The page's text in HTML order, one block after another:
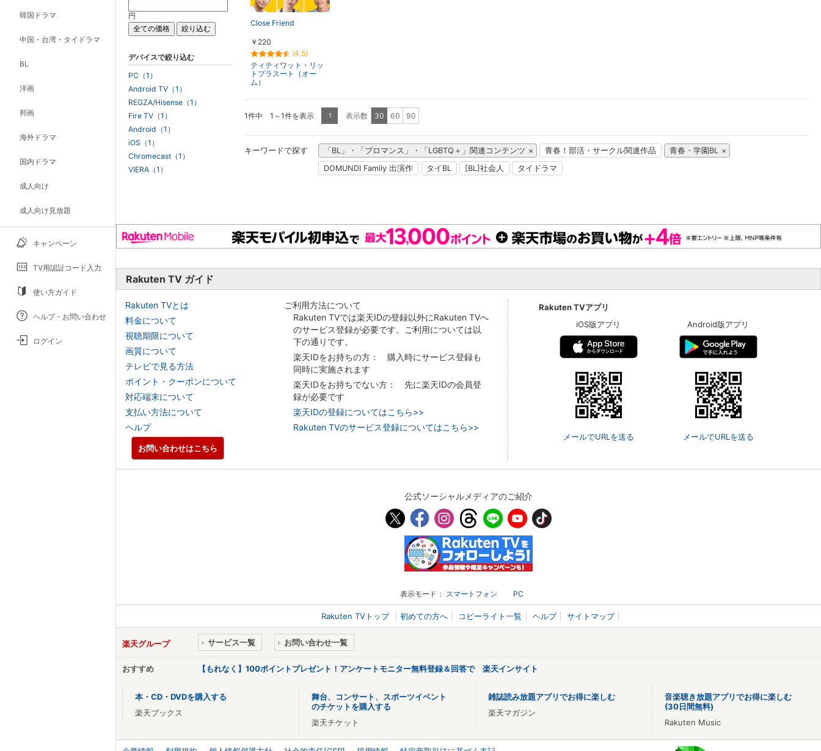
韓国ドラマ
中国・台湾・タイドラマ
BL
洋画
邦画
海外ドラマ
国内ドラマ
成人向け
成人向け見放題
キャンペーン
TV用認証コード入力
使い方ガイド
ヘルプ・お問い合わせ
ログイン
Close Friend
￥220
(4.5)
ティティワット・リッ
トプラスート（オー
ム）
1件中 1～1件を表示 1 表示数 30 60 90
キーワードで探す 「BL」・「ブロマンス」・「LGBTQ＋」関連コンテンツ 青春！部活・サークル関連作品
青春・学園BL
DOMUNDI Family 出演作
タイBL [BL]社会人 タイドラマ
円
デバイスで絞り込む
PC（1）
Android TV（1）
REGZA/Hisense（1）
Fire TV（1）
Android（1）
iOS（1）
Chromecast（1）
VIERA（1）
Rakuten TV ガイド
Rakuten TVとは
料金について
視聴期限について
画質について
テレビで見る方法
ポイント・クーポンについて
対応端末について
支払い方法について
ヘルプ
ご利用方法について
Rakuten TVでは楽天IDの登録以外にRakuten TVへ
のサービス登録が必要です。ご利用については以
下の通りです。
楽天IDをお持ちの方： 購入時にサービス登録も
同時に実施されます
楽天IDをお持ちでない方： 先に楽天IDの会員登
録が必要です
楽天IDの登録についてはこちら>>
Rakuten TVのサービス登録についてはこちら>>
Rakuten TVアプリ
iOS版アプリ
メールでURLを送る
Android版アプリ
メールでURLを送る
お問い合わせはこちら
公式ソーシャルメディアのご紹介
表示モード： スマートフォン PC
Rakuten TVトップ 初めての方へ コピーライト一覧 ヘルプ サイトマップ
楽天グループ サービス一覧 お問い合わせ一覧
おすすめ 【もれなく】100ポイントプレゼント！アンケートモニター無料登録＆回答で 楽天インサイト
本・CD・DVDを購入する
楽天ブックス
舞台、コンサート、スポーツイベント
のチケットを購入する
楽天チケット
雑誌読み放題アプリでお得に楽しむ
楽天マガジン
音楽聴き放題アプリでお得に楽しむ
(30日間無料)
Rakuten Music